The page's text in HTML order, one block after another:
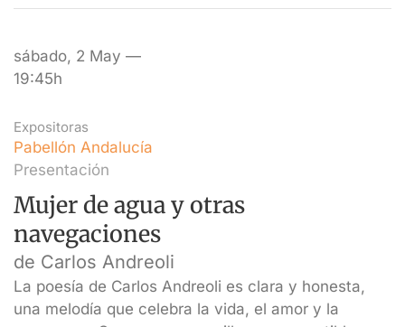
sábado, 2 May —
19:45h
Expositoras
Pabellón Andalucía
Presentación
Mujer de agua y otras
navegaciones
de Carlos Andreoli
La poesía de Carlos Andreoli es clara y honesta,
una melodía que celebra la vida, el amor y la